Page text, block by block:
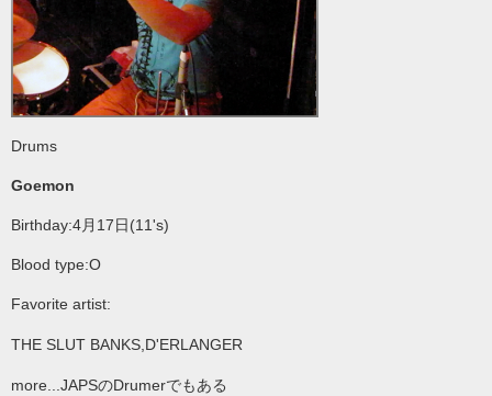
Drums
Goemon
Birthday:4月17日(11's)
Blood type:O
Favorite artist:
THE SLUT BANKS,D'ERLANGER
more...JAPSのDrumerでもある